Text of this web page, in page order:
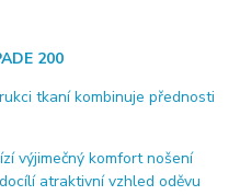
200
tkaní kombinuje přednosti
výjimečný komfort nošení
atraktivní vzhled oděvu